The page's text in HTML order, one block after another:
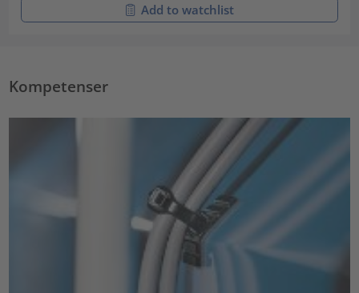
Add to watchlist
Kompetenser